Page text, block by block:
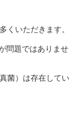
くいただきます。
問題ではありませ
菌）は存在してい